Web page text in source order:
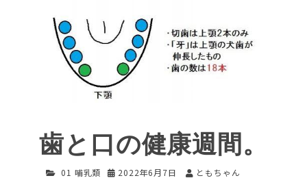
歯と口の健康週間。
01 哺乳類 2022年6月7日 ともちゃん